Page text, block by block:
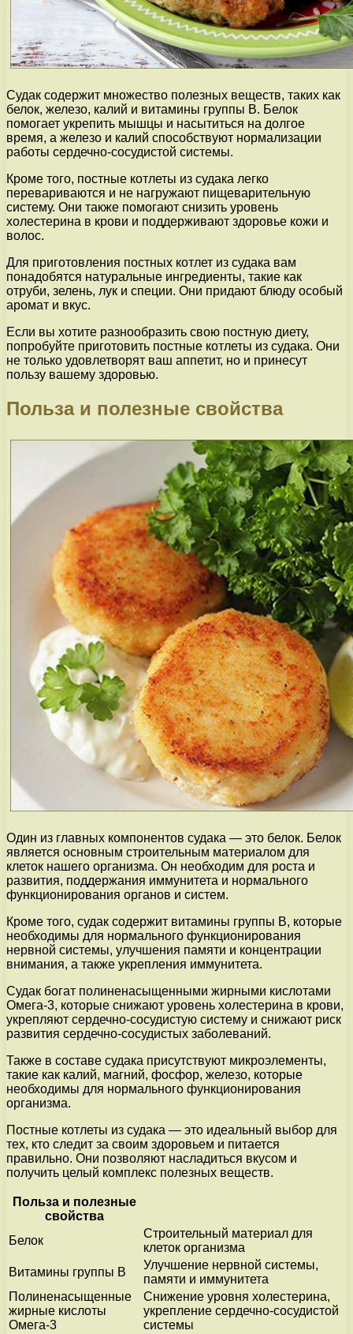
Судак содержит множество полезных веществ, таких как
белок, железо, калий и витамины группы B. Белок
помогает укрепить мышцы и насытиться на долгое
время, а железо и калий способствуют нормализации
работы сердечно-сосудистой системы.
Кроме того, постные котлеты из судака легко
перевариваются и не нагружают пищеварительную
систему. Они также помогают снизить уровень
холестерина в крови и поддерживают здоровье кожи и
волос.
Для приготовления постных котлет из судака вам
понадобятся натуральные ингредиенты, такие как
отруби, зелень, лук и специи. Они придают блюду особый
аромат и вкус.
Если вы хотите разнообразить свою постную диету,
попробуйте приготовить постные котлеты из судака. Они
не только удовлетворят ваш аппетит, но и принесут
пользу вашему здоровью.
Польза и полезные свойства
Один из главных компонентов судака — это белок. Белок
является основным строительным материалом для
клеток нашего организма. Он необходим для роста и
развития, поддержания иммунитета и нормального
функционирования органов и систем.
Кроме того, судак содержит витамины группы В, которые
необходимы для нормального функционирования
нервной системы, улучшения памяти и концентрации
внимания, а также укрепления иммунитета.
Судак богат полиненасыщенными жирными кислотами
Омега-3, которые снижают уровень холестерина в крови,
укрепляют сердечно-сосудистую систему и снижают риск
развития сердечно-сосудистых заболеваний.
Также в составе судака присутствуют микроэлементы,
такие как калий, магний, фосфор, железо, которые
необходимы для нормального функционирования
организма.
Постные котлеты из судака — это идеальный выбор для
тех, кто следит за своим здоровьем и питается
правильно. Они позволяют насладиться вкусом и
получить целый комплекс полезных веществ.
Польза и полезные
свойства
Белок
Строительный материал для
клеток организма
Витамины группы В
Улучшение нервной системы,
памяти и иммунитета
Полиненасыщенные
жирные кислоты
Омега-3
Снижение уровня холестерина,
укрепление сердечно-сосудистой
системы